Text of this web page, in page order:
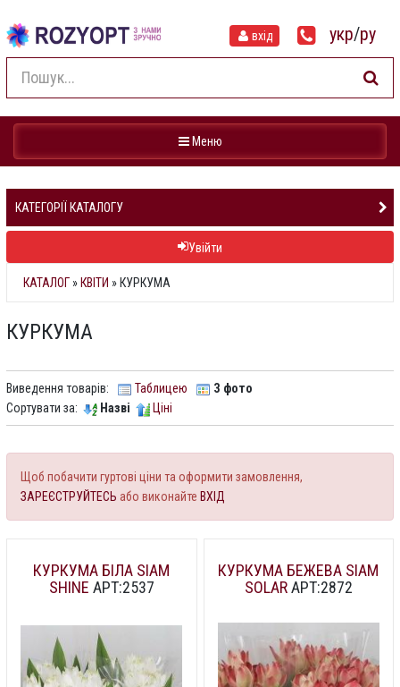
вхід укр/ру
Навігація
Меню
КАТЕГОРІЇ КАТАЛОГУ
Увійти
КАТАЛОГ » КВІТИ » КУРКУМА
КУРКУМА
Виведення товарів: Таблицею
З фото
Сортувати за:
Назві Ціні
Щоб побачити гуртові ціни та оформити замовлення,
ЗАРЕЄСТРУЙТЕСЬ або виконайте ВХІД
КУРКУМА БІЛА SIAM
SHINE АРТ:2537
КУРКУМА БЕЖЕВА SIAM
SOLARАРТ:2872